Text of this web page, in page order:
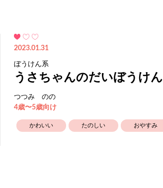
2023.01.31
ぼうけん系
うさちゃんのだいぼうけん
つつみ のの
4歳〜5歳向け
かわいい たのしい おやすみ